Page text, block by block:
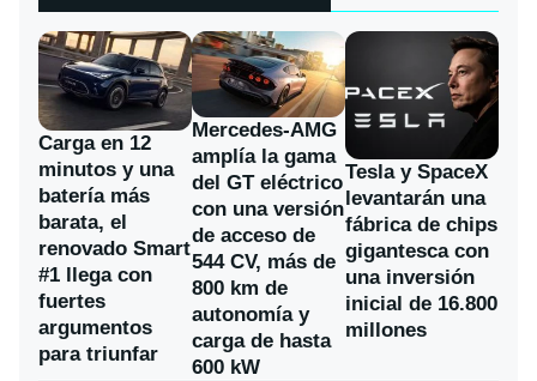
Carga en 12
minutos y una
batería más
barata, el
renovado Smart
#1 llega con
fuertes
argumentos
para triunfar
Mercedes-AMG
amplía la gama
del GT eléctrico
con una versión
de acceso de
544 CV, más de
800 km de
autonomía y
carga de hasta
600 kW
Tesla y SpaceX
levantarán una
fábrica de chips
gigantesca con
una inversión
inicial de 16.800
millones